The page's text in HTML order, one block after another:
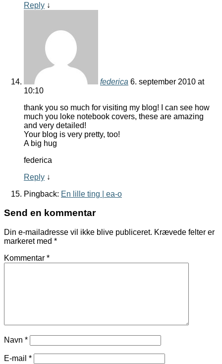
Reply ↓
federica 6. september 2010 at
10:10
thank you so much for visiting my blog! I can see how
much you loke notebook covers, these are amazing
and very detailed!
Your blog is very pretty, too!
A big hug
federica
Reply ↓
Pingback: En lille ting | ea-o
Send en kommentar
Din e-mailadresse vil ikke blive publiceret. Krævede felter er
markeret med *
Kommentar *
Navn *
E-mail *